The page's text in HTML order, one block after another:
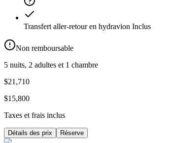
Transfert aller-retour en hydravion Inclus
Non remboursable
5 nuits, 2 adultes et 1 chambre
$21,710
$15,800
Taxes et frais inclus
Détails des prix Réserve